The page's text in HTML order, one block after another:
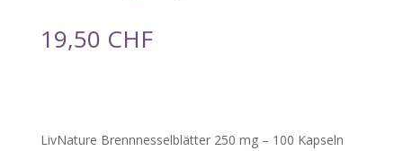
19,50 CHF
LivNature Brennnesselblätter 250 mg – 100 Kapseln